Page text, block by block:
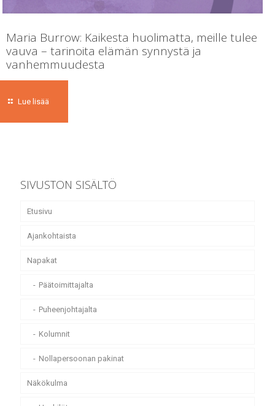
Maria Burrow: Kaikesta huolimatta, meille tulee
vauva – tarinoita elämän synnystä ja
vanhemmuudesta
Lue lisää
SIVUSTON SISÄLTÖ
Etusivu
Ajankohtaista
Napakat
Päätoimittajalta
Puheenjohtajalta
Kolumnit
Nollapersoonan pakinat
Näkökulma